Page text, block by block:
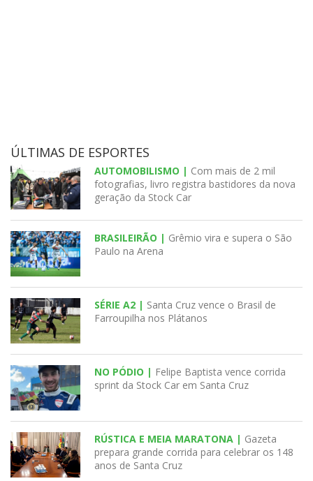
ÚLTIMAS DE ESPORTES
AUTOMOBILISMO | Com mais de 2 mil
fotografias, livro registra bastidores da nova
geração da Stock Car
BRASILEIRÃO | Grêmio vira e supera o São
Paulo na Arena
SÉRIE A2 | Santa Cruz vence o Brasil de
Farroupilha nos Plátanos
NO PÓDIO | Felipe Baptista vence corrida
sprint da Stock Car em Santa Cruz
RÚSTICA E MEIA MARATONA | Gazeta
prepara grande corrida para celebrar os 148
anos de Santa Cruz